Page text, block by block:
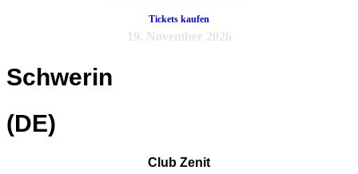
Tickets kaufen
19. November 2026
Schwerin
(DE)
Club Zenit